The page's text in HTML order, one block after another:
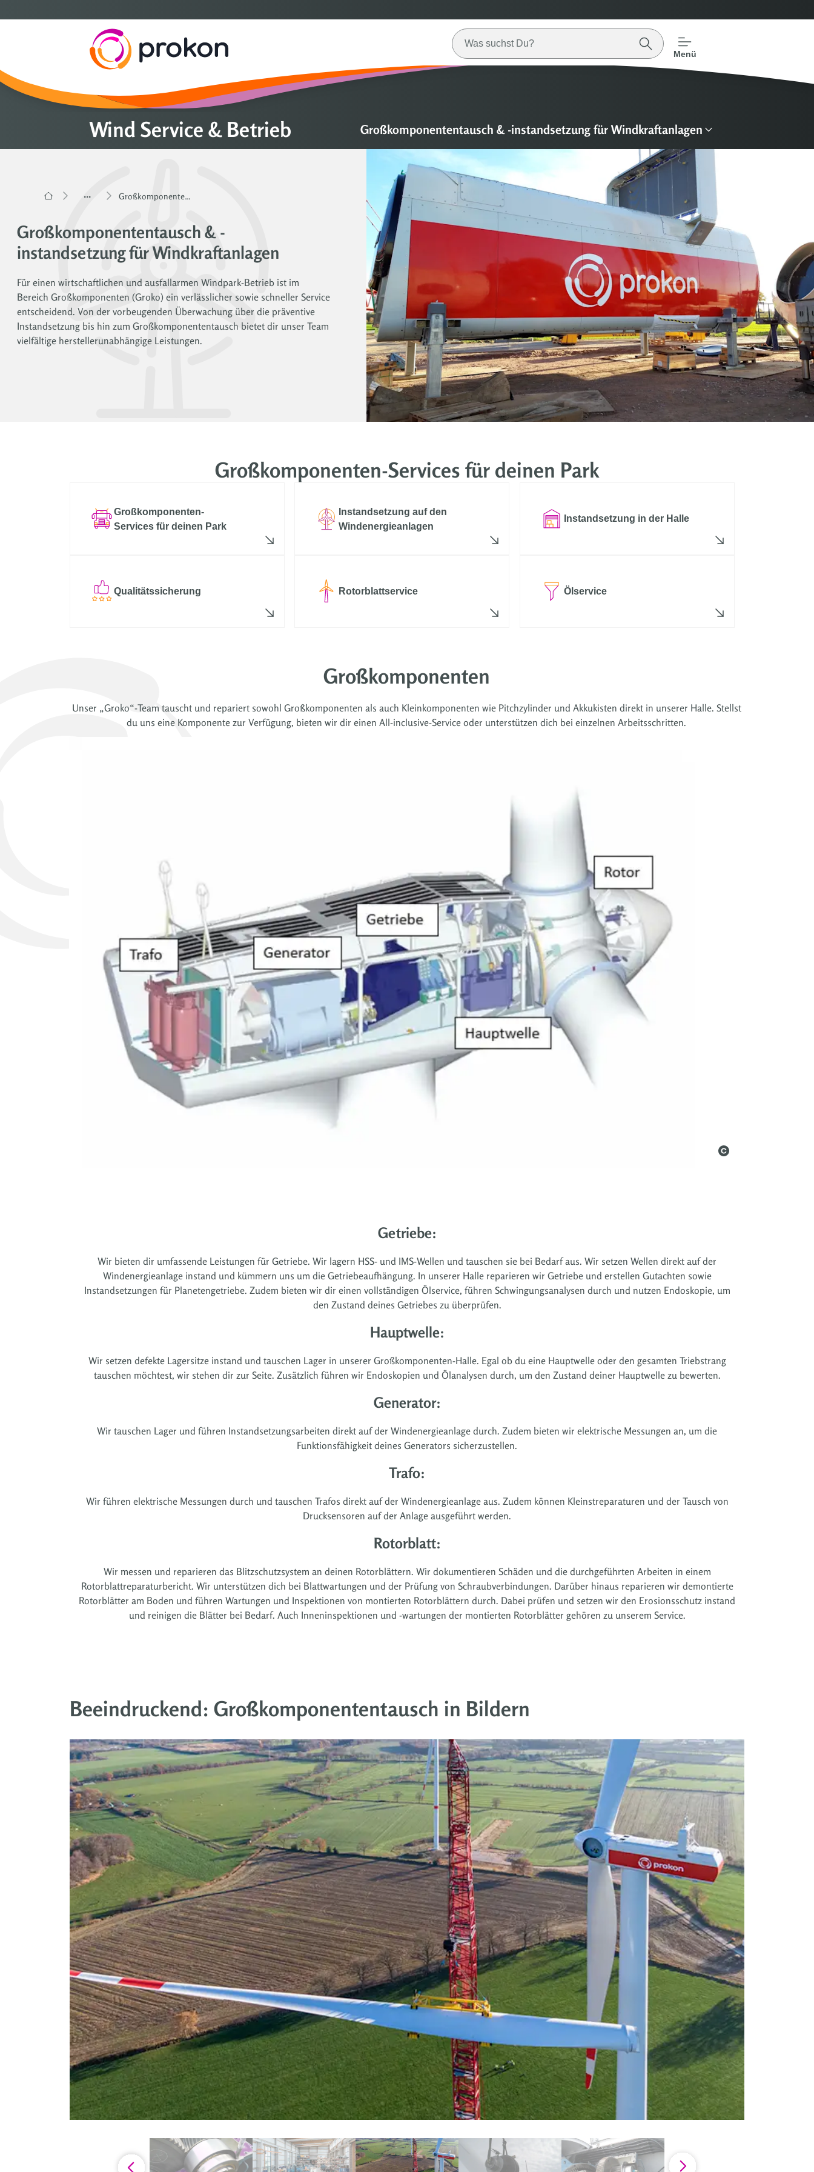
Menü
Wind Service & Betrieb Großkomponententausch & -instandsetzung für Windkraftanlagen
... Großkomponententausch & -instandsetzung für Windkraftanlagen
Großkomponententausch & -
instandsetzung für Windkraftanlagen
Für einen wirtschaftlichen und ausfallarmen Windpark-Betrieb ist im
Bereich Großkomponenten (Groko) ein verlässlicher sowie schneller Service
entscheidend. Von der vorbeugenden Überwachung über die präventive
Instandsetzung bis hin zum Großkomponententausch bietet dir unser Team
vielfältige herstellerunabhängige Leistungen.
Großkomponenten-Services für deinen Park
Großkomponenten-
Services für deinen Park
Instandsetzung auf den
Windenergieanlagen
Instandsetzung in der Halle
Qualitätssicherung Rotorblattservice Ölservice
Großkomponenten
Unser „Groko“-Team tauscht und repariert sowohl Großkomponenten als auch Kleinkomponenten wie Pitchzylinder und Akkukisten direkt in unserer Halle. Stellst
du uns eine Komponente zur Verfügung, bieten wir dir einen All-inclusive-Service oder unterstützen dich bei einzelnen Arbeitsschritten.
Getriebe:
Wir bieten dir umfassende Leistungen für Getriebe. Wir lagern HSS- und IMS-Wellen und tauschen sie bei Bedarf aus. Wir setzen Wellen direkt auf der
Windenergieanlage instand und kümmern uns um die Getriebeaufhängung. In unserer Halle reparieren wir Getriebe und erstellen Gutachten sowie
Instandsetzungen für Planetengetriebe. Zudem bieten wir dir einen vollständigen Ölservice, führen Schwingungsanalysen durch und nutzen Endoskopie, um
den Zustand deines Getriebes zu überprüfen.
Hauptwelle:
Wir setzen defekte Lagersitze instand und tauschen Lager in unserer Großkomponenten-Halle. Egal ob du eine Hauptwelle oder den gesamten Triebstrang
tauschen möchtest, wir stehen dir zur Seite. Zusätzlich führen wir Endoskopien und Ölanalysen durch, um den Zustand deiner Hauptwelle zu bewerten.
Generator:
Wir tauschen Lager und führen Instandsetzungsarbeiten direkt auf der Windenergieanlage durch. Zudem bieten wir elektrische Messungen an, um die
Funktionsfähigkeit deines Generators sicherzustellen.
Trafo:
Wir führen elektrische Messungen durch und tauschen Trafos direkt auf der Windenergieanlage aus. Zudem können Kleinstreparaturen und der Tausch von
Drucksensoren auf der Anlage ausgeführt werden.
Rotorblatt:
Wir messen und reparieren das Blitzschutzsystem an deinen Rotorblättern. Wir dokumentieren Schäden und die durchgeführten Arbeiten in einem
Rotorblattreparaturbericht. Wir unterstützen dich bei Blattwartungen und der Prüfung von Schraubverbindungen. Darüber hinaus reparieren wir demontierte
Rotorblätter am Boden und führen Wartungen und Inspektionen von montierten Rotorblättern durch. Dabei prüfen und setzen wir den Erosionsschutz instand
und reinigen die Blätter bei Bedarf. Auch Inneninspektionen und -wartungen der montierten Rotorblätter gehören zu unserem Service.
Beeindruckend: Großkomponententausch in Bildern